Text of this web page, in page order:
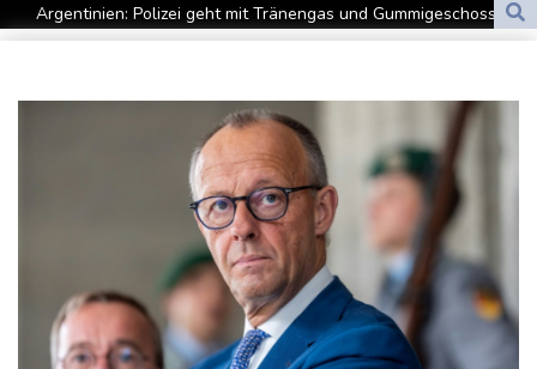
Argentinien: Polizei geht mit Tränengas und Gummigeschossen
gegen Proteste vor
Grindel erwartet nahendes Ende der Ära Infantino
Regierung will bei Klimaschutz vorerst nicht nachsteuern - Kritik
Hitze und Niedrigwasser: Städte- und Gemeindebund fordert
"nationalen Kraftakt"
Infantinos Investorenplan: FIFA-Experte fordert Aufarbeitung
Biathlon-Olympiasieger Jacquelin wird Teilzeit-Radprofi
Kircher: VAR nicht "zu kleinteilig" einsetzen